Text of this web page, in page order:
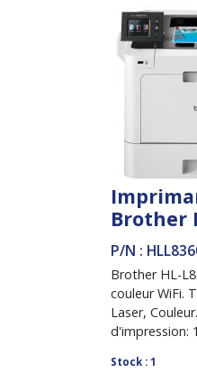
Brother
P/N :
Brother HL-
couleur WiFi.
Laser,
d'impression:
Stock : 1